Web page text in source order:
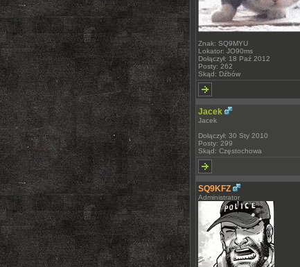
Znak: SQ9MYU
Lokator: JO90ms
Dołączył: 18 Paź 2012
Posty: 262
Skąd: Dźbów
Jacek
Jacek
Dołączył: 30 Sty 2010
Posty: 299
Skąd: Częstochowa
SQ9KFZ
Administrator